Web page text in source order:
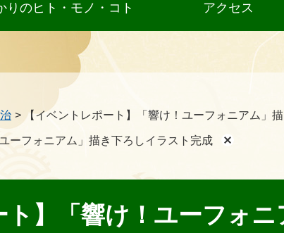
りのヒト・モノ・コト アクセス
> 【イベントレポート】「響け！ユーフォニアム」
ーフォニアム」描き下ろしイラスト完成
】「響け！ユーフォニ